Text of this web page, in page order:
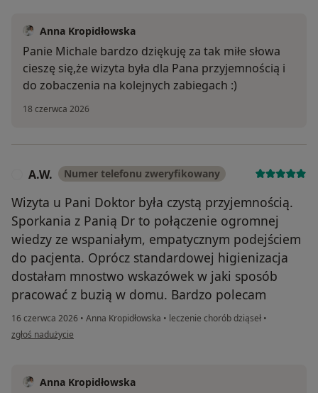
Anna Kropidłowska
Panie Michale bardzo dziękuję za tak miłe słowa
cieszę się,że wizyta była dla Pana przyjemnością i
do zobaczenia na kolejnych zabiegach :)
18 czerwca 2026
A.W. Numer telefonu zweryfikowany
Wizyta u Pani Doktor była czystą przyjemnością.
Sporkania z Panią Dr to połączenie ogromnej
wiedzy ze wspaniałym, empatycznym podejściem
do pacjenta. Oprócz standardowej higienizacja
dostałam mnostwo wskazówek w jaki sposób
pracować z buzią w domu. Bardzo polecam
16 czerwca 2026 • Anna Kropidłowska • leczenie chorób dziąseł •
w opinii użytkownika A.W.
zgłoś nadużycie
Anna Kropidłowska